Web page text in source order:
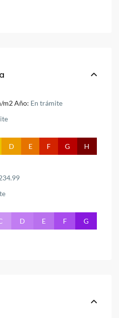
m2 Año: En trámite
D E F G H
D E F G